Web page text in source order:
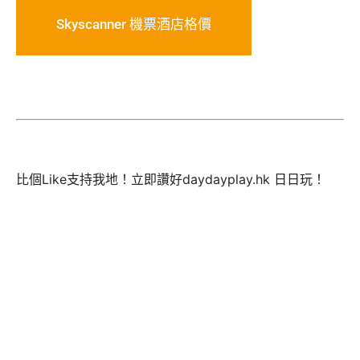
Skyscanner 機票酒店格價
比個Like支持我地！立即讚好daydayplay.hk 日日玩！